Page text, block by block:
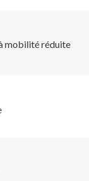
mobilité réduite